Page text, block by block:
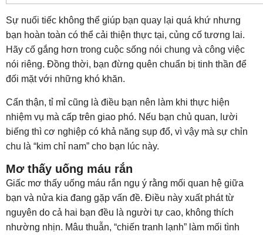
Sự nuối tiếc không thể giúp bạn quay lại quá khứ nhưng
bạn hoàn toàn có thể cải thiện thực tại, củng cố tương lai.
Hãy cố gắng hơn trong cuộc sống nói chung và công việc
nói riêng. Đồng thời, bạn đừng quên chuẩn bị tinh thần để
đối mặt với những khó khăn.
Cẩn thận, tỉ mỉ cũng là điều bạn nên làm khi thực hiện
nhiệm vụ mà cấp trên giao phó. Nếu bạn chủ quan, lười
biếng thì cơ nghiệp có khả năng sụp đổ, vì vậy mà sự chỉn
chu là “kim chỉ nam” cho bạn lúc này.
Mơ thấy uống máu rắn
Giấc mơ thấy uống máu rắn ngụ ý rằng mối quan hệ giữa
bạn và nửa kia đang gặp vấn đề. Điều này xuất phát từ
nguyên do cả hai bạn đều là người tự cao, không thích
nhường nhịn. Mâu thuẫn, “chiến tranh lạnh” làm mối tình